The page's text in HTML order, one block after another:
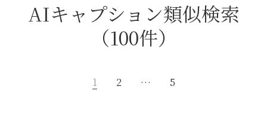
AIキャプション類似検索
（100件）
1 2 … 5